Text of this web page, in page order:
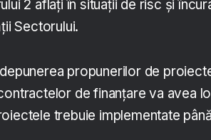
2 aflați în situații de risc și
Sectorului.
propunerilor de
de finanțare va avea
trebuie implementate